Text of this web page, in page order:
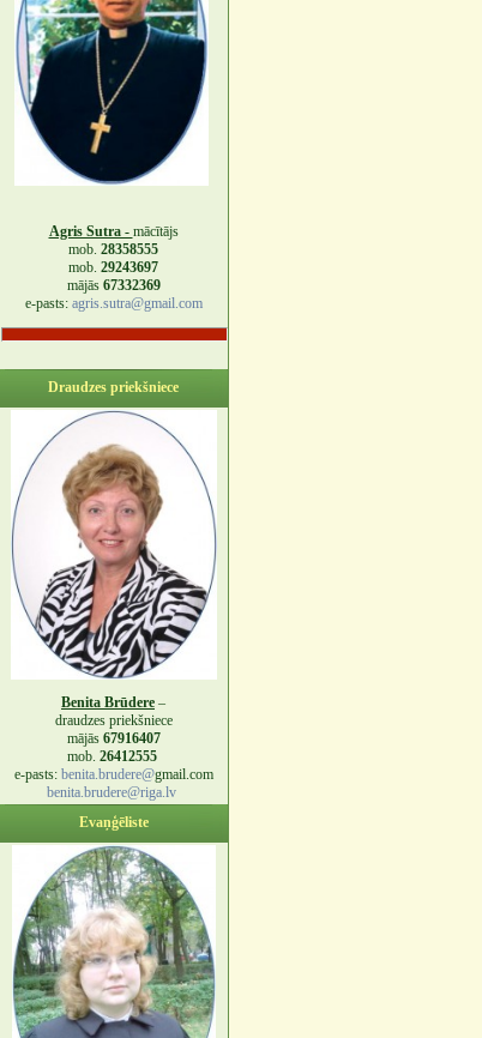
Agris Sutra - mācītājs
mob. 28358555
mob. 29243697
mājās 67332369
e-pasts: agris.sutra@gmail.com
Draudzes priekšniece
Benita Brūdere –
draudzes priekšniece
mājās 67916407
mob. 26412555
e-pasts: benita.brudere@gmail.com
benita.brudere@riga.lv
Evaņģēliste